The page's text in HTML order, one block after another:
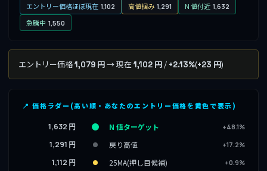
エントリー価格ほぼ現在 1,102 高値掴み 1,291 N 値付近 1,632
急騰中 1,550
エントリー価格1,079 円→ 現在1,102 円 / +2.13%(+23 円)
📍 価格ラダー(高い順・あなたのエントリー価格を黄色で表示)
1,632 円 N 値ターゲット +48.1%
1,291 円 戻り高値 +17.2%
1,112 円 25MA(押し目候補) +0.9%